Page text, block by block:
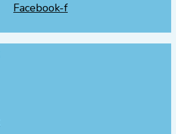
Facebook-f